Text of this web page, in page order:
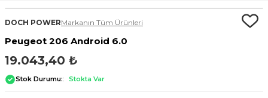
DOCH POWERMarkanın Tüm Ürünleri
Peugeot 206 Android 6.0
19.043,40 ₺
Stok Durumu: Stokta Var